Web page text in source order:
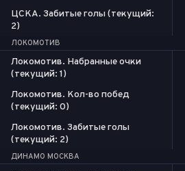
ЦСКА. Забитые голы (текущий:
2)
ЛОКОМОТИВ
Локомотив. Набранные очки
(текущий: 1)
Локомотив. Кол-во побед
(текущий: 0)
Локомотив. Забитые голы
(текущий: 2)
ДИНАМО МОСКВА